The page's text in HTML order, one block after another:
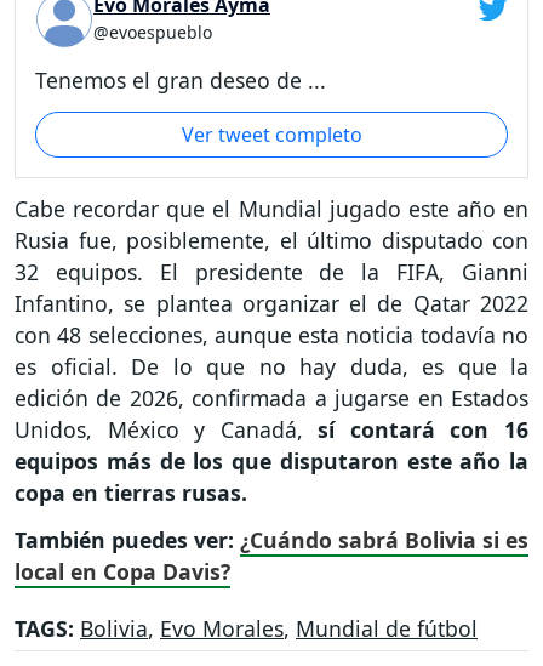
@evoespueblo
Tenemos el gran deseo de ...
Ver tweet completo
Cabe recordar que el Mundial jugado este año en
Rusia fue, posiblemente, el último disputado con
32 equipos. El presidente de la FIFA, Gianni
Infantino, se plantea organizar el de Qatar 2022
con 48 selecciones, aunque esta noticia todavía no
es oficial. De lo que no hay duda, es que la
edición de 2026, confirmada a jugarse en Estados
Unidos, México y Canadá, sí contará con 16
equipos más de los que disputaron este año la
copa en tierras rusas.
También puedes ver: ¿Cuándo sabrá Bolivia si es
local en Copa Davis?
TAGS: Bolivia, Evo Morales, Mundial de fútbol